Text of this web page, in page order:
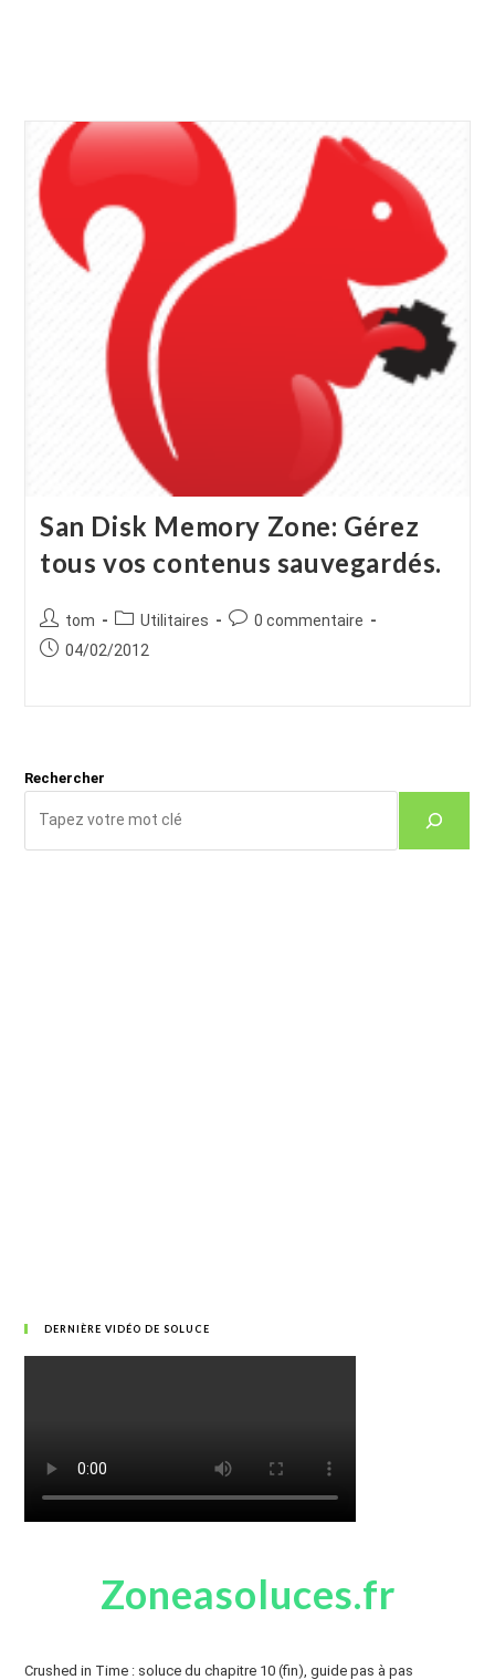
San Disk Memory Zone: Gérez
tous vos contenus sauvegardés.
Auteur/autrice
de
tom
Post
category:
Utilitaires
Commentaires
0 commentaire
Publication
04/02/2012
Rechercher
DERNIÈRE VIDÉO DE SOLUCE
Zoneasoluces.fr
Crushed in Time : soluce du chapitre 10 (fin), guide pas à pas